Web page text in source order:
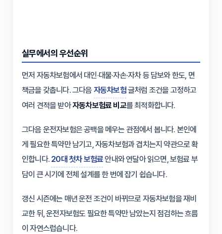
실무에서의 우선순위
먼저 자동차보험에서 대인·대물·자손·자차 등 담보와 한도, 면
책금을 갖춥니다. 그다음 자동차보험글처럼 조건을 고정하고
여러 견적을 받아자동차보험료 비교를 최적화합니다.
그다음 운전자보험은 공백을 메우는 관점에서 봅니다. 본인에
게 필요한 특약만 남기고, 자동차보험과 겹치는지 약관으로 확
인합니다. 20대 첫차 보험료안내와 연달아 읽으면, 보험료 부
담이 큰 시기에 전체 설계를 한 번에 잡기 쉽습니다.
갱신 시즌에는 매년 운전 조건이 바뀌므로 자동차보험을 재비
교한 뒤, 운전자보험도 필요한 특약만 남았는지 점검하는 흐름
이 자연스럽습니다.